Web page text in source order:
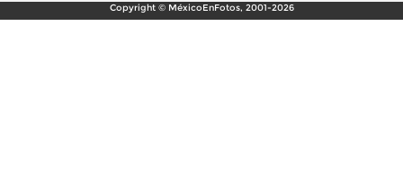
Copyright © MéxicoEnFotos, 2001-2026